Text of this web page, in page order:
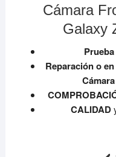
Cámara
Galaxy
Reparación o
CALIDAD